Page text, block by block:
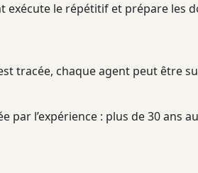
exécute le répétitif et prépare les
tracée, chaqueagent peut être
par l’expérience : plus de 30 ans